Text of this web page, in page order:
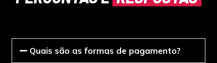
Quais são as formas de pagamento?